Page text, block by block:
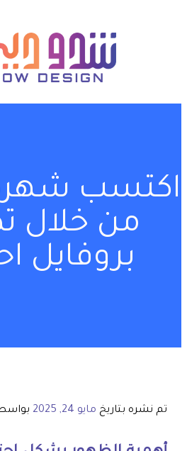
اكتسب
من خلال
بروفايل
تم نشره بتاريخ مايو 24, 2025